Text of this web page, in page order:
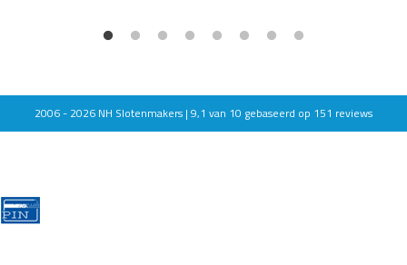
2006 - 2026 NH Slotenmakers | 9,1 van 10 gebaseerd op 151 reviews